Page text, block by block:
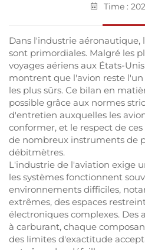
Time :
Dans l'industrie aéronautique,
sont primordiales. Malgré les
voyages aériens aux États-
montrent que l'avion reste
les plus sûrs. Ce bilan en
possible grâce aux normes
d'entretien auxquelles les
conformer, et le respect de
de nombreux instruments de
débitmètres.
L'industrie de l'aviation exige
les systèmes fonctionnent
environnements difficiles,
extrêmes, des espaces
électroniques complexes. Des
à carburant, chaque
des limites d'exactitude